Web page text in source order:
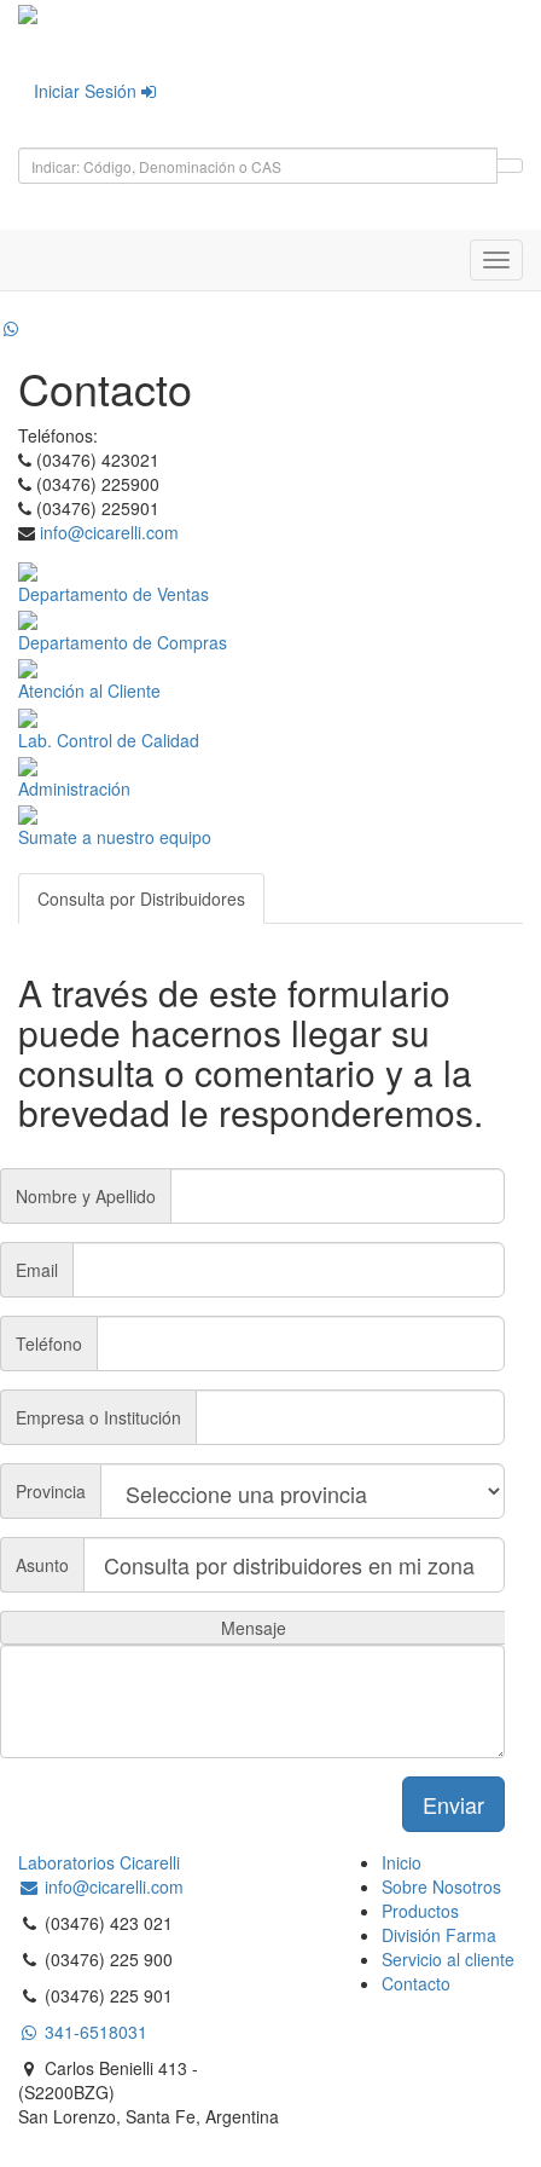
Iniciar Sesión
Contacto
Teléfonos:
(03476) 423021
(03476) 225900
(03476) 225901
info@cicarelli.com
Departamento de Ventas
Departamento de Compras
Atención al Cliente
Lab. Control de Calidad
Administración
Sumate a nuestro equipo
Consulta por Distribuidores
A través de este formulario
puede hacernos llegar su
consulta o comentario y a la
brevedad le responderemos.
Nombre y Apellido
Email
Teléfono
Empresa o Institución
Provincia
Asunto
Mensaje
Enviar
Laboratorios Cicarelli
info@cicarelli.com
(03476) 423 021
(03476) 225 900
(03476) 225 901
341-6518031
Carlos Benielli 413 -
(S2200BZG)
San Lorenzo, Santa Fe, Argentina
Inicio
Sobre Nosotros
Productos
División Farma
Servicio al cliente
Contacto